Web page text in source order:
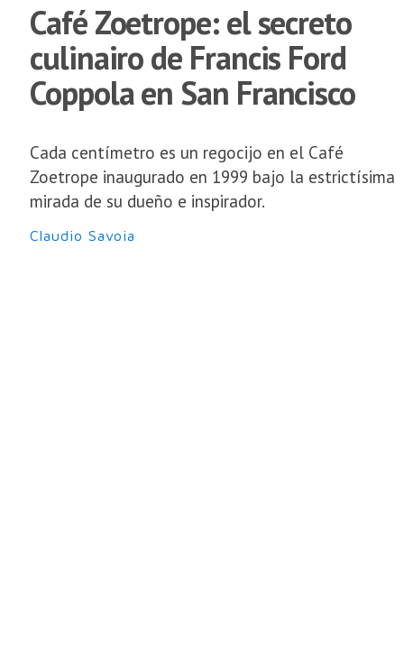
Café Zoetrope: el secreto
culinairo de Francis Ford
Coppola en San Francisco
Cada centímetro es un regocijo en el Café
Zoetrope inaugurado en 1999 bajo la estrictísima
mirada de su dueño e inspirador.
Claudio Savoia